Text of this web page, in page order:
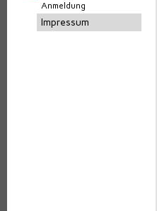
Anmeldung
Impressum